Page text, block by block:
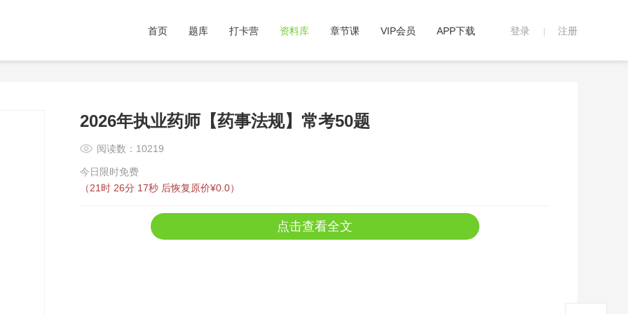
登录 注册
首页 题库 打卡营 资料库 章节课 VIP会员 APP下载
2026年执业药师【药事法规】常考50题
阅读数：10219
今日限时免费
（21时 26分 17秒 后恢复原价¥0.0）
点击查看全文